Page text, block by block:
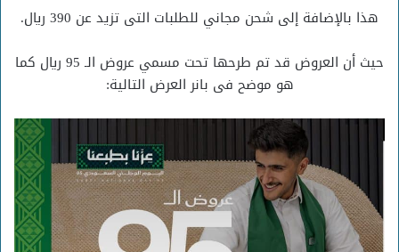
هذا بالإضافة إلى شحن مجاني للطلبات التى تزيد عن 390 ريال.
حيث أن العروض قد تم طرحها تحت مسمي عروض الـ 95 ريال كما
هو موضح فى بانر العرض التالية: